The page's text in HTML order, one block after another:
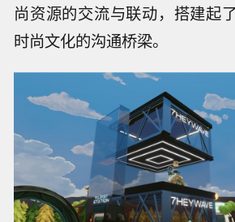
尚资源的交流与联动，搭建起
时尚文化的沟通桥梁。